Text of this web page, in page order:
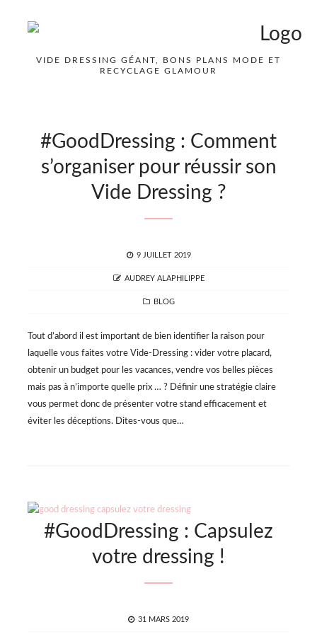
VIDE DRESSING GÉANT, BONS PLANS MODE ET
RECYCLAGE GLAMOUR
#GoodDressing : Comment
s’organiser pour réussir son
Vide Dressing ?
POSTED
9 JUILLET 2019
AUTHOR
AUDREY ALAPHILIPPE
CATEGORIES
BLOG
Tout d’abord il est important de bien identifier la raison pour
laquelle vous faites votre Vide-Dressing : vider votre placard,
obtenir un budget pour les vacances, vendre vos belles pièces
mais pas à n’importe quelle prix … ? Définir une stratégie claire
vous permet donc de présenter votre stand efficacement et
éviter les déceptions. Dites-vous que…
#GoodDressing : Capsulez
votre dressing !
POSTED
31 MARS 2019